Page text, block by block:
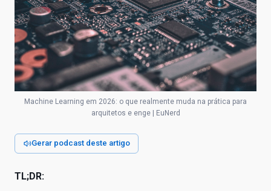
Machine Learning em 2026: o que realmente muda na prática para
arquitetos e enge | EuNerd
Gerar podcast deste artigo
TL;DR: